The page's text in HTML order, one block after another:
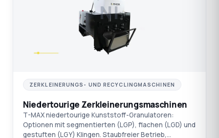
NI
ZERKLEINERUNGS- UND RECYCLINGMASCHINEN
Niedertourige Zerkleinerungsmaschinen
T-MAX niedertourige Kunststoff-Granulatoren:
Optionen mit segmentierten (LGP), flachen (LGD) und
gestuften (LGY) Klingen. Staubfreier Betrieb,